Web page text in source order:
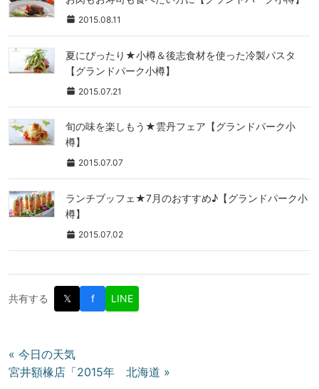
2015.08.11
夏にぴったり★小樽＆後志食材を使った冷製パスタ
【グランドパーク小樽】
2015.07.21
旬の味を楽しもう★雲丹フェア【グランドパーク小
樽】
2015.07.07
ランチブッフェ★7月のおすすめ♪【グランドパーク小
樽】
2015.07.02
共有する 𝕏 f LINE
投
稿
« 今日の天気
宮井額椽店「2015年 北海道 »